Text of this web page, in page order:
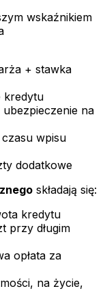
wskaźnikiem
+ stawka
kredytu
ubezpieczenie na
wpisu
dodatkowe
składają się:
kredytu
przy długim
opłata za
na życie,